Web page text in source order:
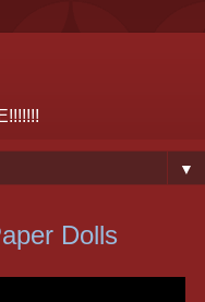
▼
Dolls